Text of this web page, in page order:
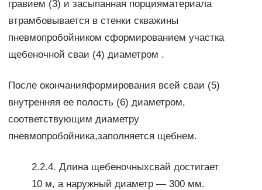
гравием (3) и засыпанная порцияматериала
втрамбовывается в стенки скважины
пневмопробойником сформированием участка
щебеночной сваи (4) диаметром .
После окончанияформирования всей сваи (5)
внутренняя ее полость (6) диаметром,
соответствующим диаметру
пневмопробойника,заполняется щебнем.
2.2.4. Длина щебеночныхсвай достигает
10 м, а наружный диаметр — 300 мм.